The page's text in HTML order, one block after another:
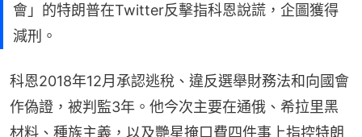
會」的特朗普在Twitter反擊指科恩說謊，企圖獲得
減刑。
科恩2018年12月承認逃稅、違反選舉財務法和向國會
作偽證，被判監3年。他今次主要在通俄、希拉里黑
材料、種族主義，以及艷星掩口費四件事上指控特朗